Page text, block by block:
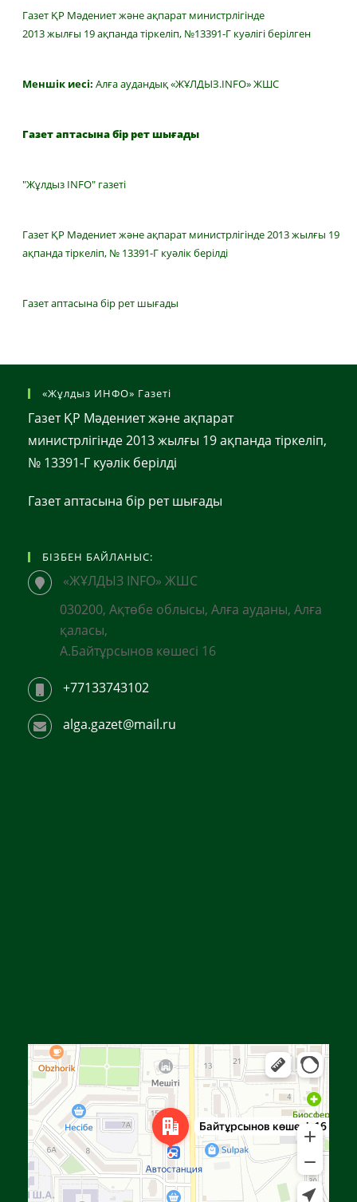
Газет ҚР Мәдениет және ақпарат министрлігінде
2013 жылғы 19 ақпанда тіркеліп, №13391-Г куәлігі берілген
Меншік иесі: Алға аудандық «ЖҰЛДЫЗ.INFO» ЖШС
Газет аптасына бір рет шығады
"Жұлдыз INFO" газеті
Газет ҚР Мәдениет және ақпарат министрлігінде 2013 жылғы 19
ақпанда тіркеліп, № 13391-Г куәлік берілді
Газет аптасына бір рет шығады
«Жұлдыз ИНФО» Газеті
Газет ҚР Мәдениет және ақпарат
министрлігінде 2013 жылғы 19 ақпанда тіркеліп,
№ 13391-Г куәлік берілді
Газет аптасына бір рет шығады
БІЗБЕН БАЙЛАНЫС:
«ЖҰЛДЫЗ INFO» ЖШС
030200, Ақтөбе облысы, Алға ауданы, Алға
қаласы,
А.Байтұрсынов көшесі 16
+77133743102
alga.gazet@mail.ru
Яндекс Карталар — көлік, навигация, орындарды іздеу